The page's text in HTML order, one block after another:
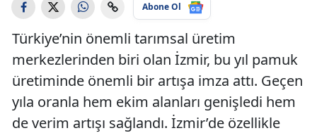
Abone Ol
Türkiye’nin önemli tarımsal üretim
merkezlerinden biri olan İzmir, bu yıl pamuk
üretiminde önemli bir artışa imza attı. Geçen
yıla oranla hem ekim alanları genişledi hem
de verim artışı sağlandı. İzmir’de özellikle